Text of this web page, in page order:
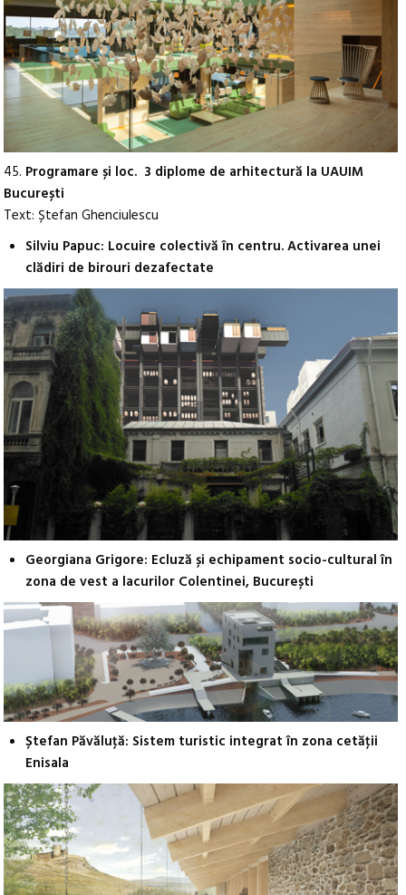
45. Programare și loc. 3 diplome de arhitectură la UAUIM
București
Text: Ștefan Ghenciulescu
Silviu Papuc: Locuire colectivă în centru. Activarea unei
clădiri de birouri dezafectate
Georgiana Grigore: Ecluză și echipament socio-cultural în
zona de vest a lacurilor Colentinei, București
Ștefan Păvăluţă: Sistem turistic integrat în zona cetăţii
Enisala